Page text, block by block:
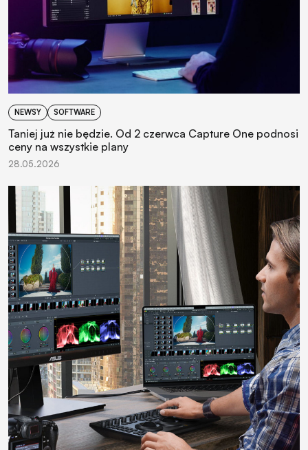
NEWSY SOFTWARE
Taniej już nie będzie. Od 2 czerwca Capture One podnosi
ceny na wszystkie plany
28.05.2026